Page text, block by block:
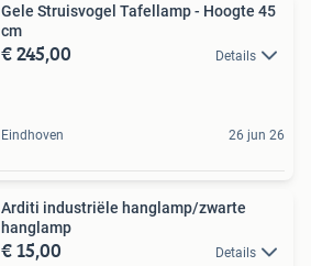
Gele Struisvogel Tafellamp - Hoogte 45
cm
€ 245,00 Details
Eindhoven 26 jun 26
Arditi industriële hanglamp/zwarte
hanglamp
€ 15,00 Details